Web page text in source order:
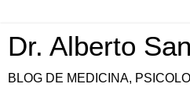
Dr. Alberto
BLOG DE MEDICINA,